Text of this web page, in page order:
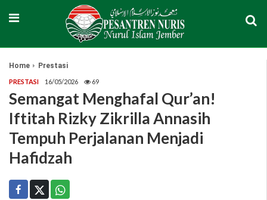
Home Prestasi
PRESTASI 16/05/2026 69
Semangat Menghafal Qur’an!
Iftitah Rizky Zikrilla Annasih
Tempuh Perjalanan Menjadi
Hafidzah